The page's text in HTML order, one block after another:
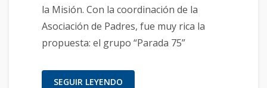
la Misión. Con la coordinación de la
Asociación de Padres, fue muy rica la
propuesta: el grupo “Parada 75”
SEGUIR LEYENDO